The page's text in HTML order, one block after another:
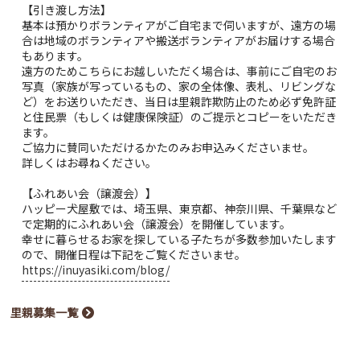
【引き渡し方法】
基本は預かりボランティアがご自宅まで伺いますが、遠方の場
合は地域のボランティアや搬送ボランティアがお届けする場合
もあります。
遠方のためこちらにお越しいただく場合は、事前にご自宅のお
写真（家族が写っているもの、家の全体像、表札、リビングな
ど）をお送りいただき、当日は里親詐欺防止のため必ず免許証
と住民票（もしくは健康保険証）のご提示とコピーをいただき
ます。
ご協力に賛同いただけるかたのみお申込みくださいませ。
詳しくはお尋ねください。
【ふれあい会（譲渡会）】
ハッピー犬屋敷では、埼玉県、東京都、神奈川県、千葉県など
で定期的にふれあい会（譲渡会）を開催しています。
幸せに暮らせるお家を探している子たちが多数参加いたします
ので、開催日程は下記をご覧くださいませ。
https://inuyasiki.com/blog/
里親募集一覧